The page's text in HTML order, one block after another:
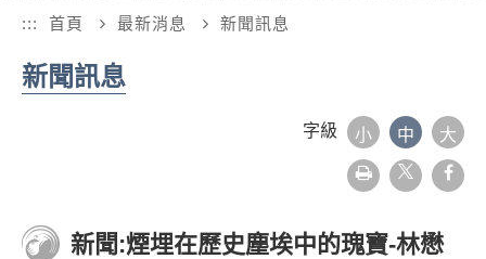
::: 首頁 最新消息 新聞訊息
新聞訊息
字級 小 中 大
友
善
新聞:煙埋在歷史塵埃中的瑰寶-林懋